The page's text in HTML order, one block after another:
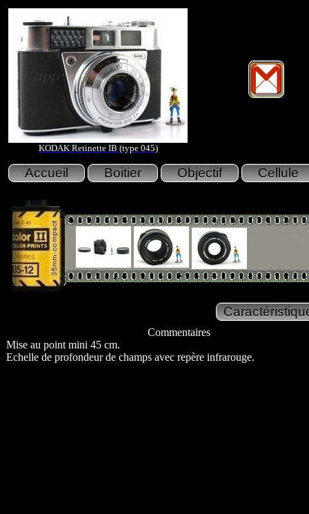
KODAK Retinette IB (type 045)
Commentaires
Mise au point mini 45 cm.
Echelle de profondeur de champs avec repère infrarouge.